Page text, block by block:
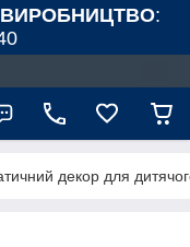
ВИРОБНИЦТВО:
декор для